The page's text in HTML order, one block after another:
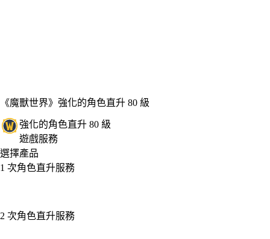
《魔獸世界》 強化的角色直升 80 級
強化的角色直升 80 級
遊戲服務
選擇產品
1 次角色直升服務
2 次角色直升服務